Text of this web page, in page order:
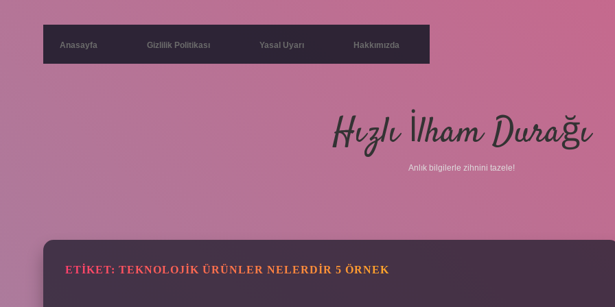
Anasayfa Gizlilik Politikası Yasal Uyarı Hakkımızda
Hızlı İlham Durağı
Anlık bilgilerle zihnini tazele!
ETIKET: TEKNOLOJIK ÜRÜNLER NELERDIR 5 ÖRNEK